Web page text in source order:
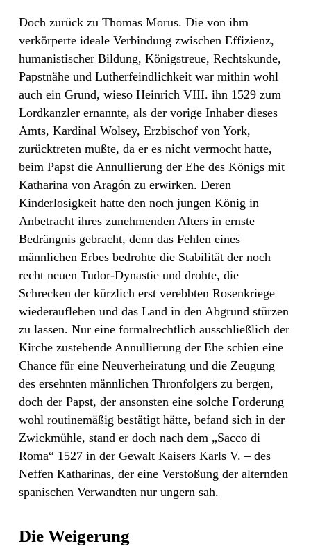
Doch zurück zu Thomas Morus. Die von ihm
verkörperte ideale Verbindung zwischen Effizienz,
humanistischer Bildung, Königstreue, Rechtskunde,
Papstnähe und Lutherfeindlichkeit war mithin wohl
auch ein Grund, wieso Heinrich VIII. ihn 1529 zum
Lordkanzler ernannte, als der vorige Inhaber dieses
Amts, Kardinal Wolsey, Erzbischof von York,
zurücktreten mußte, da er es nicht vermocht hatte,
beim Papst die Annullierung der Ehe des Königs mit
Katharina von Aragón zu erwirken. Deren
Kinderlosigkeit hatte den noch jungen König in
Anbetracht ihres zunehmenden Alters in ernste
Bedrängnis gebracht, denn das Fehlen eines
männlichen Erbes bedrohte die Stabilität der noch
recht neuen Tudor-Dynastie und drohte, die
Schrecken der kürzlich erst verebbten Rosenkriege
wiederaufleben und das Land in den Abgrund stürzen
zu lassen. Nur eine formalrechtlich ausschließlich der
Kirche zustehende Annullierung der Ehe schien eine
Chance für eine Neuverheiratung und die Zeugung
des ersehnten männlichen Thronfolgers zu bergen,
doch der Papst, der ansonsten eine solche Forderung
wohl routinemäßig bestätigt hätte, befand sich in der
Zwickmühle, stand er doch nach dem „Sacco di
Roma“ 1527 in der Gewalt Kaisers Karls V. – des
Neffen Katharinas, der eine Verstoßung der alternden
spanischen Verwandten nur ungern sah.
Die Weigerung